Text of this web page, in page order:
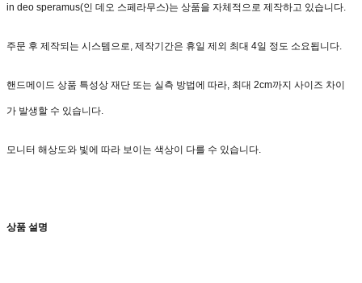
in deo speramus(인 데오 스페라무스)는 상품을 자체적으로 제작하고 있습니다.
주문 후 제작되는 시스템으로, 제작기간은 휴일 제외 최대 4일 정도 소요됩니다.
핸드메이드 상품 특성상 재단 또는 실측 방법에 따라, 최대 2cm까지 사이즈 차이
가 발생할 수 있습니다.
모니터 해상도와 빛에 따라 보이는 색상이 다를 수 있습니다.
상품 설명